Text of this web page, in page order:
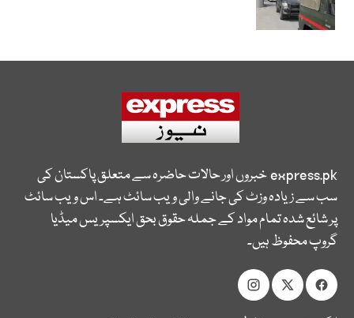
express.pkخبروں اور حالات حاضرہ سے متعلق پاکستان کی
سب سے زیادہ وزٹ کی جانے والی ویب سائٹ ہے۔ اس ویب سائٹ
پر شائع شدہ تمام مواد کے جملہ حقوق بحق ایکسپریس میڈیا
گروپ محفوظ ہیں۔